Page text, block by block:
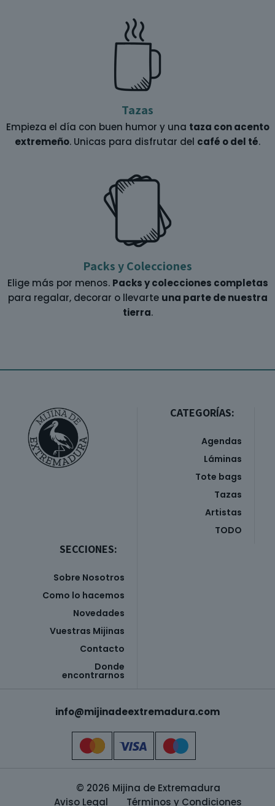
Tazas
Empieza el día con buen humor y una taza con acento
extremeño. Unicas para disfrutar del café o del té.
Packs y Colecciones
Elige más por menos. Packs y colecciones completas
para regalar, decorar o llevarte una parte de nuestra
tierra.
CATEGORÍAS:
Agendas
Láminas
Tote bags
Tazas
Artistas
TODO
SECCIONES:
Sobre Nosotros
Como lo hacemos
Novedades
Vuestras Mijinas
Contacto
Donde
encontrarnos
info@mijinadeextremadura.com
© 2026 Mijina de Extremadura
Aviso Legal
Términos y Condiciones